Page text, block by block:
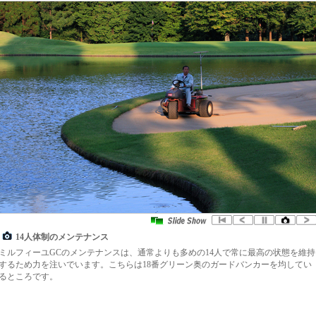
14人体制のメンテナンス
ルフィーユGCのメンテナンスは、通常よりも多めの14人で常に最高の状態を維持
るため力を注いでいます。こちらは18番グリーン奥のガードバンカーを均してい
ところです。